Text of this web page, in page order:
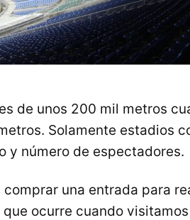
de unos 200 mil metros
Solamente estadios
y número de espectadores.
una entrada para
ocurre cuando